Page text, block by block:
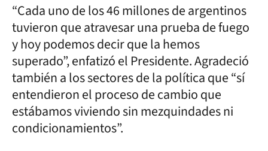
“Cada uno de los 46 millones de argentinos
tuvieron que atravesar una prueba de fuego
y hoy podemos decir que la hemos
superado”, enfatizó el Presidente. Agradeció
también a los sectores de la política que “sí
entendieron el proceso de cambio que
estábamos viviendo sin mezquindades ni
condicionamientos”.